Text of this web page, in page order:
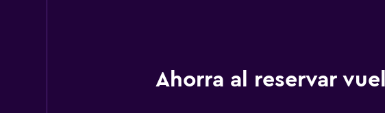
Ahorra al reservar